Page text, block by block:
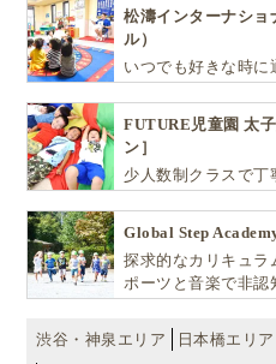
EDU（キッズ・エデ
貫して学べる充実の
松濤インターナショ
ル）
いつでも好きな時に
自ら進んで学ぶこと
FUTURE児童園 太
ン］
少人数制クラスで丁
Global Step
探求的なカリキュラ
ポーツと音楽で非認
渋谷・神泉エリア
日本橋エリア